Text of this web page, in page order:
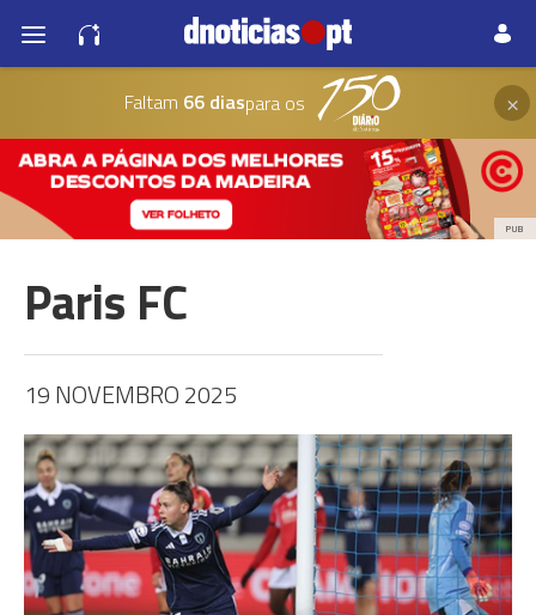
Faltam 66 diaspara os ×
PUB
Paris FC
19 NOVEMBRO 2025